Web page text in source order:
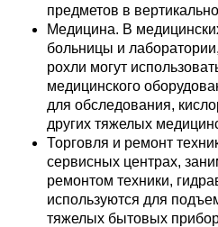
предметов в
Медицина. В
больницы и
рохли могут
медицинского
для обследования,
других тяжелых
Торговля и ремонт
сервисных центрах,
ремонтом техники,
используются для
тяжелых бытовых